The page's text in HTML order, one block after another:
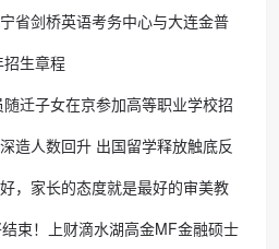
省剑桥英语考务中心与大连金普
英语体系教学示范学校
生章程
迁子女在京参加高等职业学校招
造人数回升 出国留学释放触底反
，家长的态度就是最好的审美教
束！上财滴水湖高金MF金融硕士